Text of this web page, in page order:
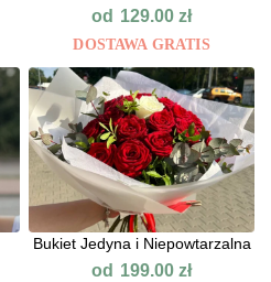
od 129.00zł
DOSTAWA GRATIS
Bukiet Jedyna i Niepowtarzalna
od 199.00zł